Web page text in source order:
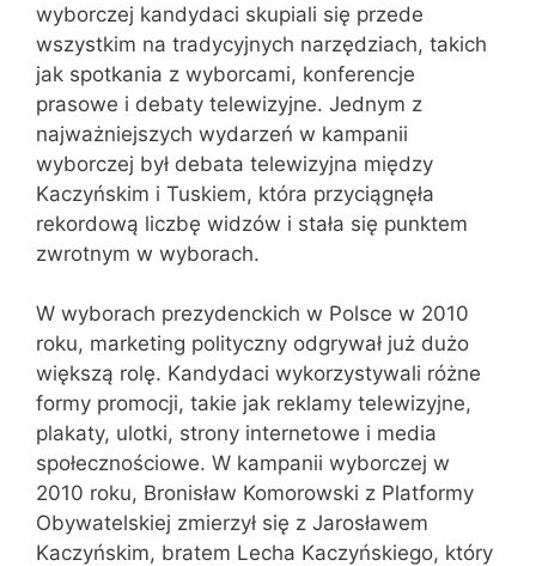
wyborczej kandydaci skupiali się przede
wszystkim na tradycyjnych narzędziach, takich
jak spotkania z wyborcami, konferencje
prasowe i debaty telewizyjne. Jednym z
najważniejszych wydarzeń w kampanii
wyborczej był debata telewizyjna między
Kaczyńskim i Tuskiem, która przyciągnęła
rekordową liczbę widzów i stała się punktem
zwrotnym w wyborach.
W wyborach prezydenckich w Polsce w 2010
roku, marketing polityczny odgrywał już dużo
większą rolę. Kandydaci wykorzystywali różne
formy promocji, takie jak reklamy telewizyjne,
plakaty, ulotki, strony internetowe i media
społecznościowe. W kampanii wyborczej w
2010 roku, Bronisław Komorowski z Platformy
Obywatelskiej zmierzył się z Jarosławem
Kaczyńskim, bratem Lecha Kaczyńskiego, który